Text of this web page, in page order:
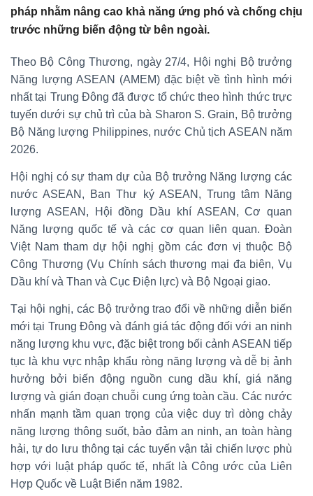
pháp nhằm nâng cao khả năng ứng phó và chống chịu
trước những biến động từ bên ngoài.
Theo Bộ Công Thương, ngày 27/4, Hội nghị Bộ trưởng
Năng lượng ASEAN (AMEM) đặc biệt về tình hình mới
nhất tại Trung Đông đã được tổ chức theo hình thức trực
tuyến dưới sự chủ trì của bà Sharon S. Grain, Bộ trưởng
Bộ Năng lượng Philippines, nước Chủ tịch ASEAN năm
2026.
Hội nghị có sự tham dự của Bộ trưởng Năng lượng các
nước ASEAN, Ban Thư ký ASEAN, Trung tâm Năng
lượng ASEAN, Hội đồng Dầu khí ASEAN, Cơ quan
Năng lượng quốc tế và các cơ quan liên quan. Đoàn
Việt Nam tham dự hội nghị gồm các đơn vị thuộc Bộ
Công Thương (Vụ Chính sách thương mại đa biên, Vụ
Dầu khí và Than và Cục Điện lực) và Bộ Ngoại giao.
Tại hội nghị, các Bộ trưởng trao đổi về những diễn biến
mới tại Trung Đông và đánh giá tác động đối với an ninh
năng lượng khu vực, đặc biệt trong bối cảnh ASEAN tiếp
tục là khu vực nhập khẩu ròng năng lượng và dễ bị ảnh
hưởng bởi biến động nguồn cung dầu khí, giá năng
lượng và gián đoạn chuỗi cung ứng toàn cầu. Các nước
nhấn mạnh tầm quan trọng của việc duy trì dòng chảy
năng lượng thông suốt, bảo đảm an ninh, an toàn hàng
hải, tự do lưu thông tại các tuyến vận tải chiến lược phù
hợp với luật pháp quốc tế, nhất là Công ước của Liên
Hợp Quốc về Luật Biển năm 1982.